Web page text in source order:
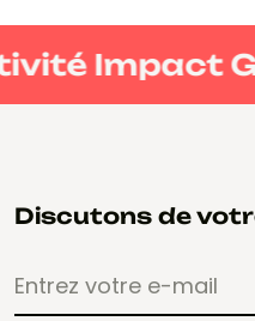
Impact
Discutons de